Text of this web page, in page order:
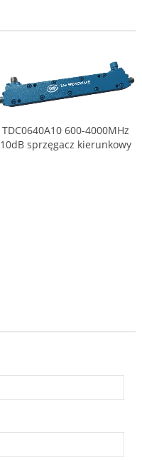
TDC0640A10 600-4000MHz
10dB sprzęgacz kierunkowy